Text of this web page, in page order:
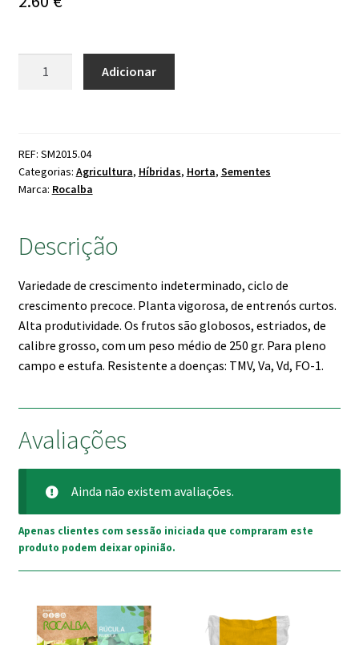
1
Touring
Adicionar
REF: SM2015.04
Categorias: Agricultura, Híbridas, Horta, Sementes
Marca: Rocalba
Descrição
Variedade de crescimento indeterminado, ciclo de
crescimento precoce. Planta vigorosa, de entrenós curtos.
Alta produtividade. Os frutos são globosos, estriados, de
calibre grosso, com um peso médio de 250 gr. Para pleno
campo e estufa. Resistente a doenças: TMV, Va, Vd, FO-1.
Avaliações
Ainda não existem avaliações.
Apenas clientes com sessão iniciada que compraram este
produto podem deixar opinião.
product